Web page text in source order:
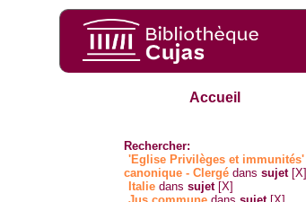
Accueil
Rechercher:
'Eglise Privilèges et immunités'
canonique - Clergé danssujet [X]
Italie danssujet [X]